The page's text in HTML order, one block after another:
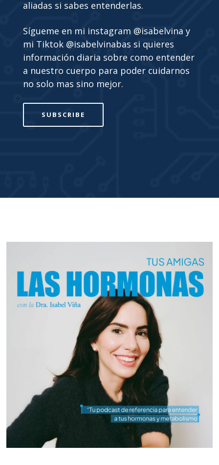
aliadas si sabes entenderlas.
Sígueme en mi instagram @isabelvina y
mi Tiktok @isabelvinabas si quieres
información diaria sobre como entender
a nuestro cuerpo para poder cuidarnos
no solo mas sino mejor.
SUBSCRIBE